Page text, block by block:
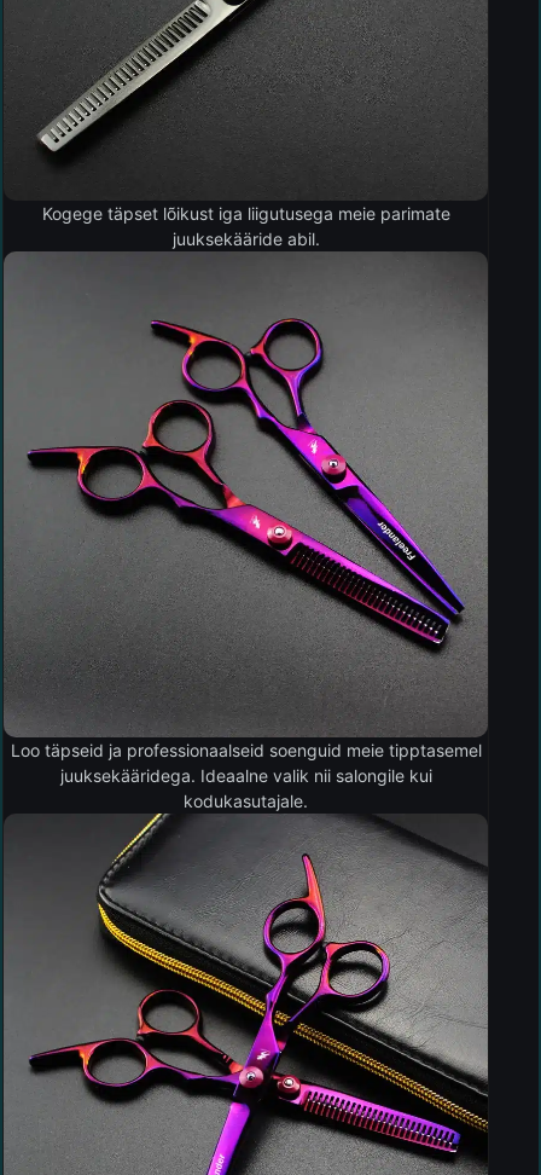
Kogege täpset lõikust iga liigutusega meie parimate
juuksekääride abil.
Loo täpseid ja professionaalseid soenguid meie tipptasemel
juuksekääridega. Ideaalne valik nii salongile kui
kodukasutajale.